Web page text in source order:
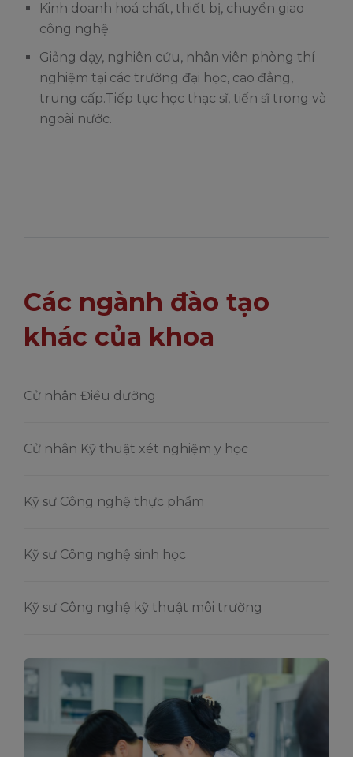
Kinh doanh hoá chất, thiết bị, chuyển giao
công nghệ.
Giảng dạy, nghiên cứu, nhân viên phòng thí
nghiệm tại các trường đại học, cao đẳng,
trung cấp.Tiếp tục học thạc sĩ, tiến sĩ trong và
ngoài nước.
Các ngành đào tạo
khác của khoa
Cử nhân Điều dưỡng
Cử nhân Kỹ thuật xét nghiệm y học
Kỹ sư Công nghệ thực phẩm
Kỹ sư Công nghệ sinh học
Kỹ sư Công nghệ kỹ thuật môi trường